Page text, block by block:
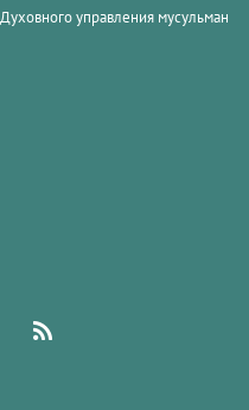
управления мусульман